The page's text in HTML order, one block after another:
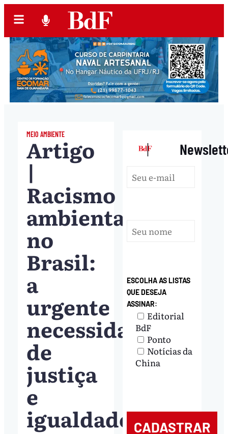
MEIO AMBIENTE
Artigo
|
Racismo
ambiental
no
Brasil:
a
urgente
necessidade
de
justiça
e
igualdade
|
ESCOLHA AS LISTAS
QUE DESEJA
ASSINAR:
Editorial
BdF
Ponto
Notícias da
China